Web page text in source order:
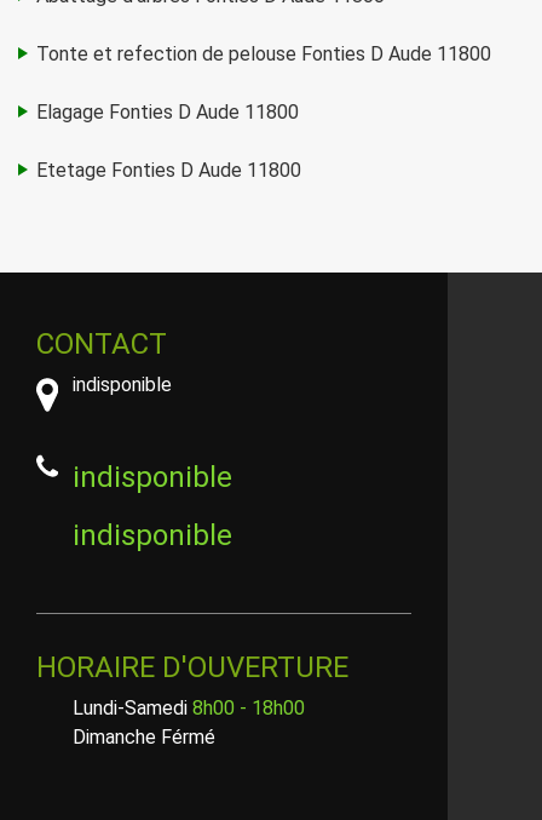
Tonte et refection de pelouse Fonties D Aude 11800
Elagage Fonties D Aude 11800
Etetage Fonties D Aude 11800
CONTACT
indisponible
indisponible
indisponible
HORAIRE D'OUVERTURE
Lundi-Samedi 8h00 - 18h00
Dimanche Férmé